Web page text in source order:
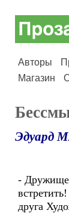
Авторы
Магазин
Эдуард
-
друга